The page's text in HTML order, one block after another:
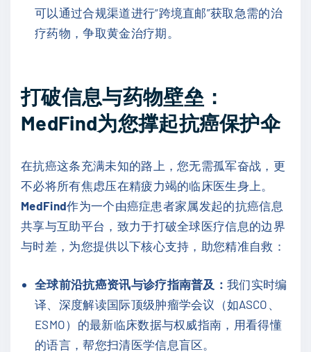
可以通过合规渠道进行“跨境直邮”获取急需的治
疗药物，争取黄金治疗期。
打破信息与药物壁垒：
MedFind为您撑起抗癌保护伞
在抗癌这条充满未知的路上，您无需孤军奋战，更
不必将所有焦虑压在精疲力竭的临床医生身上。
MedFind作为一个由癌症患者家属发起的抗癌信息
共享与互助平台，致力于打破全球医疗信息的边界
与时差，为您提供以下核心支持，助您精准自救：
全球前沿抗癌资讯与诊疗指南普及：我们实时编
译、深度解读国际顶级肿瘤学会议（如ASCO、
ESMO）的最新临床数据与权威指南，用看得懂
的语言，帮您扫清医学信息盲区。